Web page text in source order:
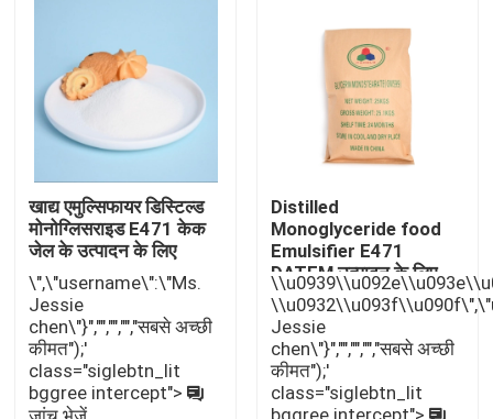
वीडियो
वीआर शो
हमारे बारे में
कारखाना भ्रमण
गुणवत्ता नियंत्रण
संपर्क करें
खाद्य एमुल्सिफायर डिस्टिल्ड
मोनोग्लिसराइड E471 केक
जेल के उत्पादन के लिए
\",\"username\":\"Ms.
Jessie
chen\"}","","","","सबसे अच्छी
कीमत");'
class="siglebtn_lit
bggree intercept">
Distilled
Monoglyceride food
Emulsifier E471
DATEM उत्पादन के लिए
DMG जीएमएस
Jessie
chen\"}","","","","सबसे अच्छी
कीमत");'
class="siglebtn_lit
bggree intercept">